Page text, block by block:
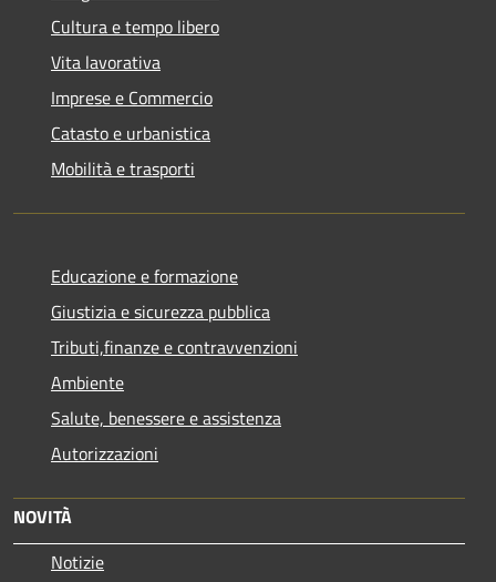
Cultura e tempo libero
Vita lavorativa
Imprese e Commercio
Catasto e urbanistica
Mobilità e trasporti
Educazione e formazione
Giustizia e sicurezza pubblica
Tributi,finanze e contravvenzioni
Ambiente
Salute, benessere e assistenza
Autorizzazioni
NOVITÀ
Notizie